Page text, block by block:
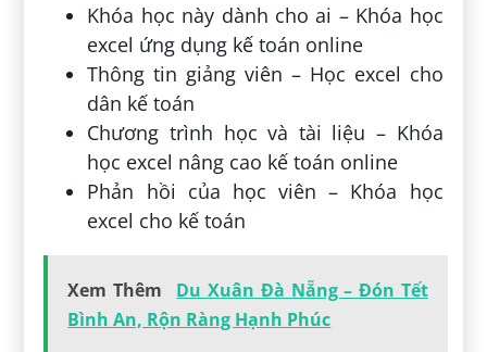
Khóa học này dành cho ai – Khóa học
excel ứng dụng kế toán online
Thông tin giảng viên – Học excel cho
dân kế toán
Chương trình học và tài liệu – Khóa
học excel nâng cao kế toán online
Phản hồi của học viên – Khóa học
excel cho kế toán
Xem Thêm
Du Xuân Đà Nẵng – Đón Tết
Bình An, Rộn Ràng Hạnh Phúc